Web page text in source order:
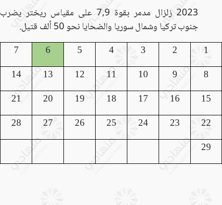
2023 زلزال مدمر بقوة 7,9 على مقياس ريختر يضرب
جنوب تركيا وشمال سوريا والضحايا نحو 50 ألف قتيل.
1
2
3
4
5
6
7
8
9
10
11
12
13
14
15
16
17
18
19
20
21
22
23
24
25
26
27
28
29